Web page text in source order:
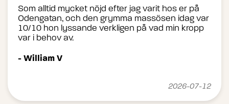
Som alltid mycket nöjd efter jag varit hos er på
Odengatan, och den grymma massösen idag var
10/10 hon lyssande verkligen på vad min kropp
var i behov av.
- William V
2026-07-12